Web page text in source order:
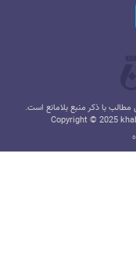
با ذکر منبع بلامانع است.
Copyright © 2025